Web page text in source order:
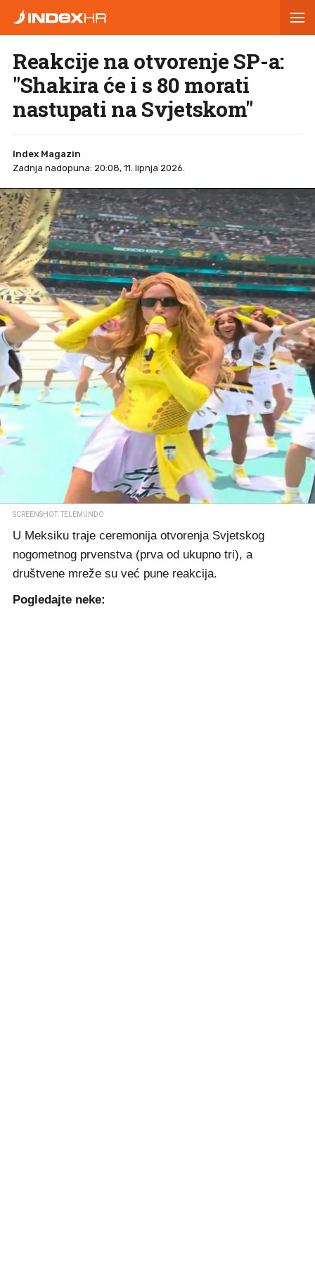
Reakcije na otvorenje SP-a:
"Shakira će i s 80 morati
nastupati na Svjetskom"
Index Magazin
Zadnja nadopuna: 20:08, 11. lipnja 2026.
SCREENSHOT: TELEMUNDO
U Meksiku traje ceremonija otvorenja Svjetskog
nogometnog prvenstva (prva od ukupno tri), a
društvene mreže su već pune reakcija.
Pogledajte neke: